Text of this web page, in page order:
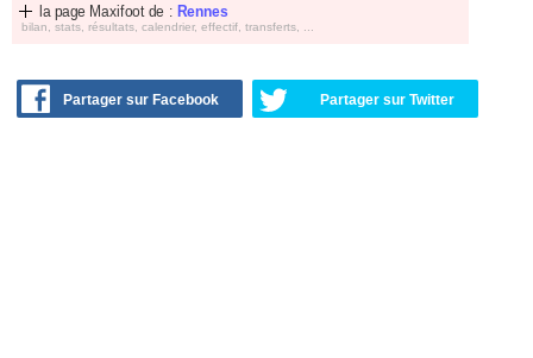
la page Maxifoot de : Rennes
bilan, stats, résultats, calendrier, effectif, transferts, ...
Partager sur Facebook Partager sur Twitter